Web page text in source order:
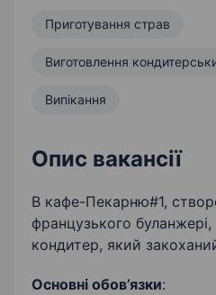
Приготування страв
Виготовлення
Випікання
Опис вакансії
В кафе-Пекарню#1,
французького
кондитер, який
Основні обов’язки: